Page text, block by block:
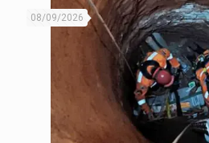
08/09/2026